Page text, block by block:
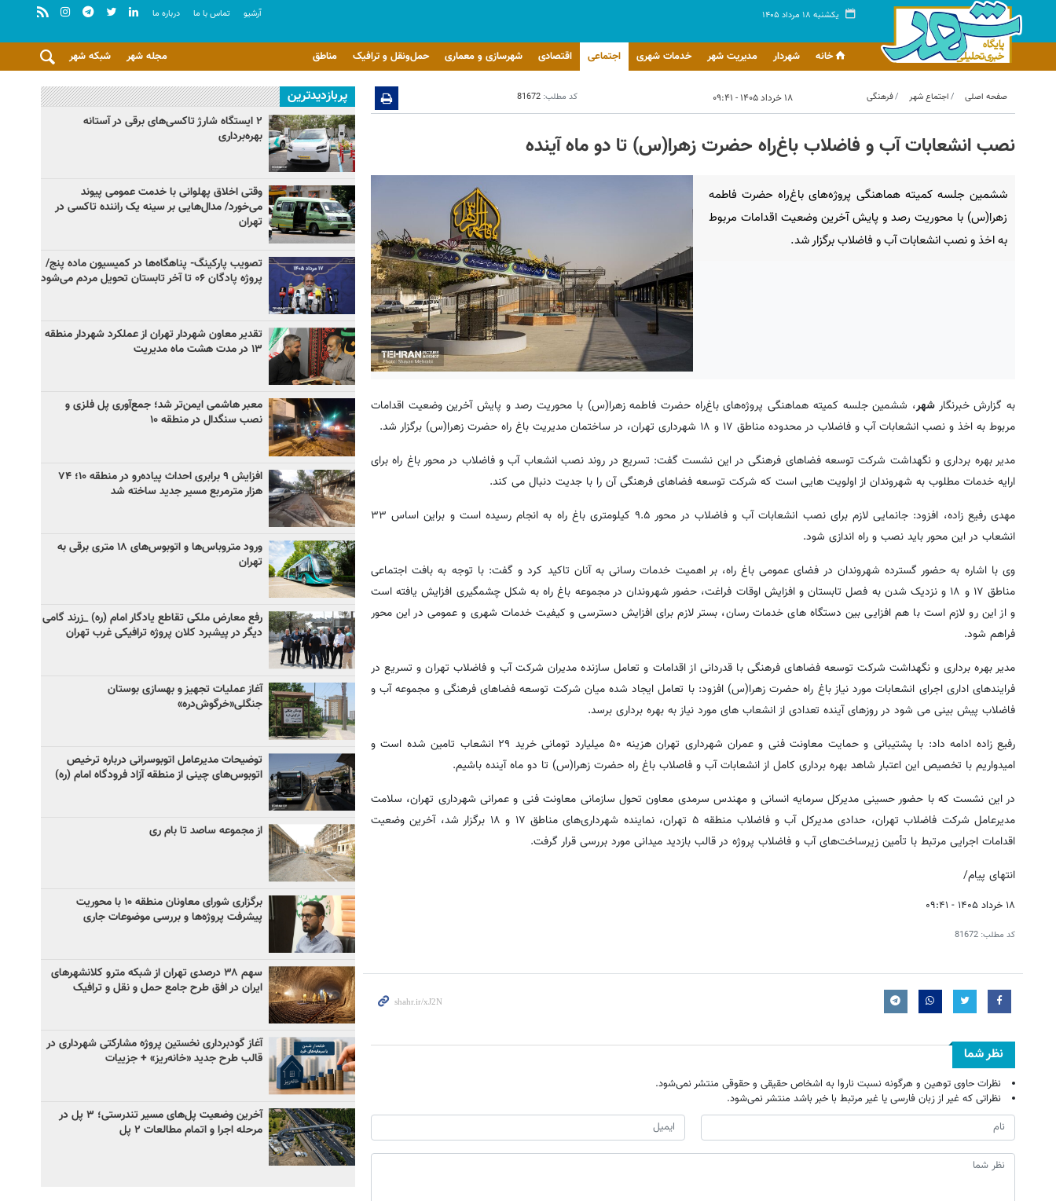
یکشنبه ۱۸ مرداد ۱۴۰۵ آرشيو تماس با ما درباره ما
خانه شهردار مدیریت شهر خدمات شهری اجتماعی اقتصادی شهرسازی و معماری حمل‌ونقل و ترافیک مناطق شبکه شهر مجله شهر
صفحه اصلی اجتماع شهر فرهنگی ۱۸ خرداد ۱۴۰۵ - ۰۹:۴۱ کد مطلب: 81672
نصب انشعابات آب و فاضلاب باغ‌راه حضرت زهرا(س) تا دو ماه آینده
ششمین جلسه کمیته هماهنگی پروژه‌های باغ‌راه حضرت فاطمه
زهرا(س) با محوریت رصد و پایش آخرین وضعیت اقدامات مربوط
به اخذ و نصب انشعابات آب و فاضلاب برگزار شد.
به گزارش خبرنگارشهر، ششمین جلسه کمیته هماهنگی پروژه‌های باغ‌راه حضرت فاطمه زهرا(س) با محوریت رصد و پایش آخرین وضعیت اقدامات
مربوط به اخذ و نصب انشعابات آب و فاضلاب در محدوده مناطق ۱۷ و ۱۸ شهرداری تهران، در ساختمان مدیریت باغ راه حضرت زهرا(س) برگزار شد.
مدیر بهره برداری و نگهداشت شرکت توسعه فضاهای فرهنگی در این نشست گفت: تسریع در روند نصب انشعاب آب و فاضلاب در محور باغ راه برای
ارایه خدمات مطلوب به شهروندان از اولویت هایی است که شرکت توسعه فضاهای فرهنگی آن را با جدیت دنبال می کند.
مهدی رفیع زاده، افزود: جانمایی لازم برای نصب انشعابات آب و فاضلاب در محور ۹.۵ کیلومتری باغ راه به انجام رسیده است و براین اساس ۳۳
انشعاب در این محور باید نصب و راه اندازی شود.
وی با اشاره به حضور گسترده شهروندان در فضای عمومی باغ راه، بر اهمیت خدمات رسانی به آنان تاکید کرد و گفت: با توجه به بافت اجتماعی
مناطق ۱۷ و ۱۸ و نزدیک شدن به فصل تابستان و افزایش اوقات فراغت، حضور شهروندان در مجموعه باغ راه به شکل چشمگیری افزایش یافته است
و از این رو لازم است با هم افزایی بین دستگاه های خدمات رسان، بستر لازم برای افزایش دسترسی و کیفیت خدمات شهری و عمومی در این محور
فراهم شود.
مدیر بهره برداری و نگهداشت شرکت توسعه فضاهای فرهنگی با قدردانی از اقدامات و تعامل سازنده مدیران شرکت آب و فاضلاب تهران و تسریع در
فرایندهای اداری اجرای انشعابات مورد نیاز باغ راه حضرت زهرا(س) افزود: با تعامل ایجاد شده میان شرکت توسعه فضاهای فرهنگی و مجموعه آب و
فاضلاب پیش بینی می شود در روزهای آینده تعدادی از انشعاب های مورد نیاز به بهره برداری برسد.
رفیع زاده ادامه داد: با پشتیبانی و حمایت معاونت فنی و عمران شهرداری تهران هزینه ۵۰ میلیارد تومانی خرید ۲۹ انشعاب تامین شده است و
امیدواریم با تخصیص این اعتبار شاهد بهره برداری کامل از انشعابات آب و فاصلاب باغ راه حضرت زهرا(س) تا دو ماه آینده باشیم.
در این نشست که با حضور حسینی مدیرکل سرمایه انسانی و مهندس سرمدی معاون تحول سازمانی معاونت فنی و عمرانی شهرداری تهران، سلامت
مدیرعامل شرکت فاضلاب تهران، حدادی مدیرکل آب و فاضلاب منطقه ۵ تهران، نماینده شهرداری‌های مناطق ۱۷ و ۱۸ برگزار شد، آخرین وضعیت
اقدامات اجرایی مرتبط با تأمین زیرساخت‌های آب و فاضلاب پروژه در قالب بازدید میدانی مورد بررسی قرار گرفت.
انتهای پیام/
۱۸ خرداد ۱۴۰۵ - ۰۹:۴۱
کد مطلب: 81672
نظر شما
نظرات حاوی توهین و هرگونه نسبت ناروا به اشخاص حقیقی و حقوقی منتشر نمی‌شود.
نظراتی که غیر از زبان فارسی یا غیر مرتبط با خبر باشد منتشر نمی‌شود.
پربازدیدترین
۲ ایستگاه شارژ تاکسی‌های برقی در آستانه
بهره‌برداری
وقتی اخلاق پهلوانی با خدمت عمومی پیوند
می‌خورد/ مدال‌هایی بر سینه یک راننده تاکسی در
تهران
تصویب پارکینگ- پناهگاه‌ها در کمیسیون ماده پنج/
پروژه پادگان ۰۶ تا آخر تابستان تحویل مردم می‌شود
تقدیر معاون شهردار تهران از عملکرد شهردار منطقه
۱۳ در مدت هشت ماه مدیریت
معبر هاشمی ایمن‌تر شد؛ جمع‌آوری پل فلزی و
نصب سنگدال در منطقه ۱۰
افزایش ۹ برابری احداث پیاده‌رو در منطقه ۱۰؛ ۷۴
هزار مترمربع مسیر جدید ساخته شد
ورود متروباس‌ها و اتوبوس‌های ۱۸ متری برقی به
تهران
رفع معارض ملکی تقاطع یادگار امام (ره) _زرند گامی
دیگر در پیشبرد کلان پروژه‌ ترافیکی غرب تهران
آغاز عملیات تجهیز و بهسازی بوستان
جنگلی«خرگوش‌دره»
توضیحات مدیرعامل اتوبوسرانی درباره ترخیص
اتوبوس‌های چینی از منطقه آزاد فرودگاه امام (ره)
از مجموعه ساصد تا بام ری
برگزاری شورای معاونان منطقه ۱۰ با محوریت
پیشرفت پروژه‌ها و بررسی موضوعات جاری
سهم ۳۸ درصدی تهران از شبکه مترو کلانشهرهای
ایران در افق طرح جامع حمل و نقل و ترافیک
آغاز گودبرداری نخستین پروژه مشارکتی شهرداری در
قالب طرح جدید «خانه‌ریز» + جزییات
آخرین وضعیت پل‌های مسیر تندرستی؛ ۳ پل در
مرحله اجرا و اتمام مطالعات ۲ پل